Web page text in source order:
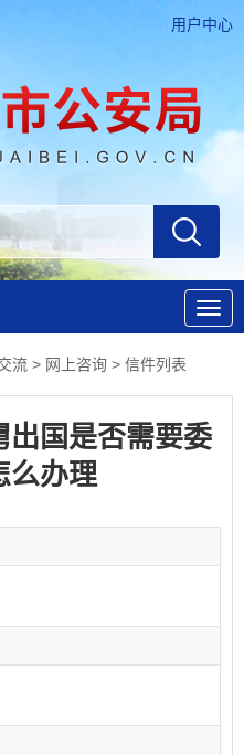
用户中心
流 > 网上咨询 > 信件列表
出国是否需要委
么办理